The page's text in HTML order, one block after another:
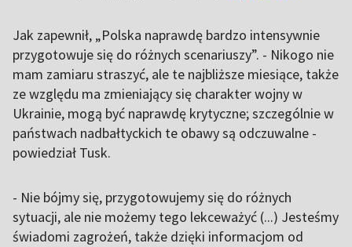
Jak zapewnił, „Polska naprawdę bardzo intensywnie
przygotowuje się do różnych scenariuszy”. - Nikogo nie
mam zamiaru straszyć, ale te najbliższe miesiące, także
ze względu ma zmieniający się charakter wojny w
Ukrainie, mogą być naprawdę krytyczne; szczególnie w
państwach nadbałtyckich te obawy są odczuwalne -
powiedział Tusk.
- Nie bójmy się, przygotowujemy się do różnych
sytuacji, ale nie możemy tego lekceważyć (...) Jesteśmy
świadomi zagrożeń, także dzięki informacjom od